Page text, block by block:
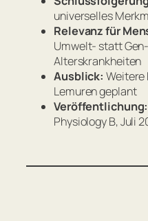
universelles
Relevanz für
Umwelt- statt
Alterskrankheiten
Ausblick: Weitere
Lemuren geplant
Veröffentlichung:
Physiology B, Juli